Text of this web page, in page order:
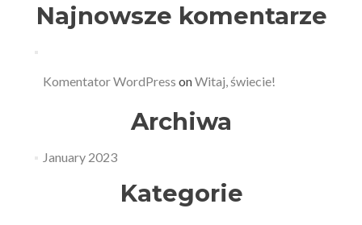
Najnowsze komentarze
Komentator WordPress onWitaj, świecie!
Archiwa
January 2023
Kategorie